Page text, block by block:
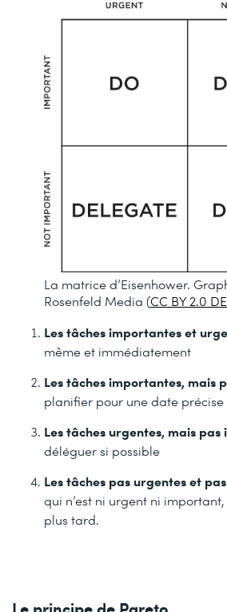
La matrice d’Eisenhower.
Rosenfeld Media (CC BY 2.0
Les tâches importantes et
même et immédiatement
Les tâches importantes, mais
planifier pour une date
Les tâches urgentes, mais
déléguer si possible
Les tâches pas urgentes et
qui n’est ni urgent ni
plus tard.
Le principe de Pareto